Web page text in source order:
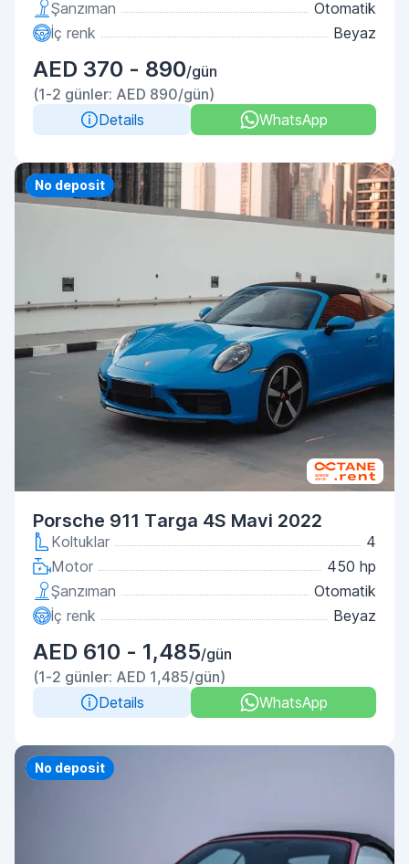
Şanzıman
Otomatik
İç renk
Beyaz
AED 370 - 890/gün
(1-2 günler: AED 890/gün)
Details
WhatsApp
Priority
No deposit
Porsche 911 Targa 4S Mavi 2022
Koltuklar
4
Motor
450 hp
Şanzıman
Otomatik
İç renk
Beyaz
AED 610 - 1,485/gün
(1-2 günler: AED 1,485/gün)
Details
WhatsApp
Priority
No deposit